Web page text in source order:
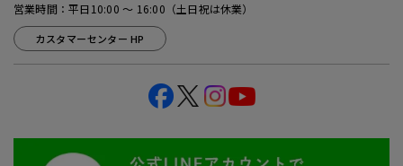
営業時間：平日10:00 ～ 16:00（土日祝は休業）
カスタマーセンター HP